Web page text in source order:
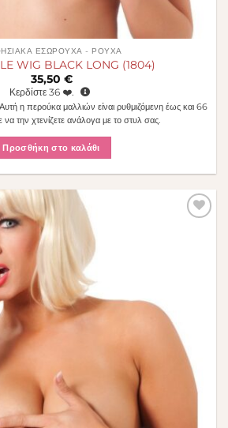
ΕΣΏΡΟΥΧΑ - ΡΟΎΧΑ
WIG BLACK LONG (1804)
35,50 €
Κερδίστε 36❤️.
η περούκα μαλλιών είναι ρυθμιζόμενη έως και 66
να την χτενίζετε ανάλογα με το στυλ σας.
Προσθήκη στο καλάθι